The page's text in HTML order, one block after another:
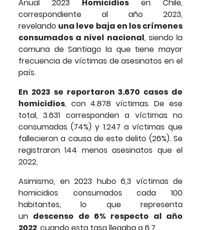
Anual 2023 Homicidios en Chile,
correspondiente al año 2023,
revelando una leve baja en los crímenes
consumados a nivel nacional, siendo la
comuna de Santiago la que tiene mayor
frecuencia de víctimas de asesinatos en el
país.
En 2023 se reportaron 3.670 casos de
homicidios, con 4.878 víctimas. De ese
total, 3.631 corresponden a víctimas no
consumadas (74%) y 1.247 a víctimas que
fallecieron a causa de este delito (26%). Se
registraron 144 menos asesinatos que el
2022.
Asimismo, en 2023 hubo 6,3 víctimas de
homicidios consumados cada 100
habitantes, lo que representa
un descenso de 6% respecto al año